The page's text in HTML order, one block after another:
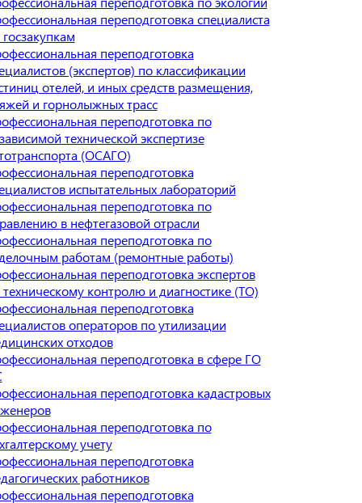
переподготовка специалиста
переподготовка
(экспертов) по классификации
отелей, и иных средств размещения,
и горнолыжных трасс
переподготовка по
технической экспертизе
(ОСАГО)
переподготовка
испытательных лабораторий
переподготовка по
в нефтегазовой отрасли
переподготовка по
работам (ремонтные работы)
переподготовка экспертов
контролю и диагностике (ТО)
переподготовка
операторов по утилизации
отходов
переподготовка в сфере ГО
переподготовка кадастровых
переподготовка по
учету
переподготовка
работников
переподготовка